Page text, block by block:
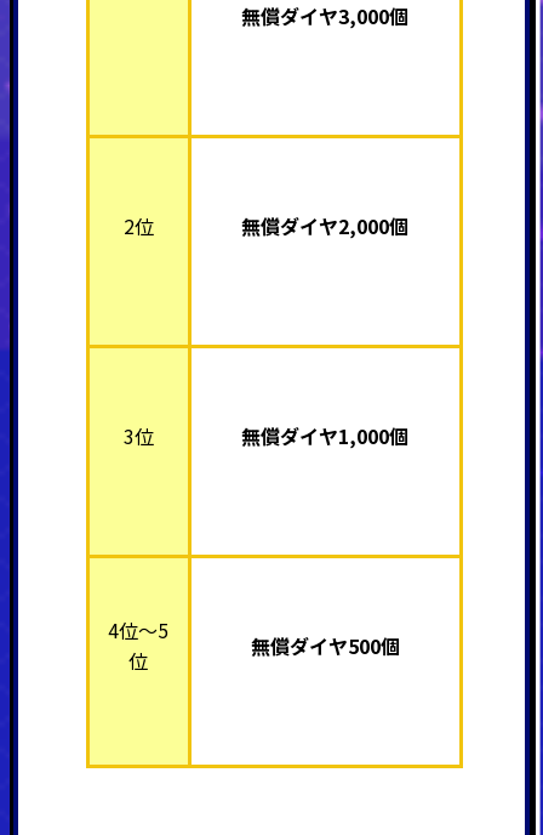
無償ダイヤ3,000個
2位 無償ダイヤ2,000個
3位 無償ダイヤ1,000個
4位～5
位
無償ダイヤ500個